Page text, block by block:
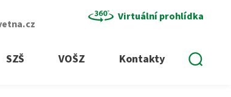
SZŠ VOŠZ Kontakty
Virtuální prohlídka